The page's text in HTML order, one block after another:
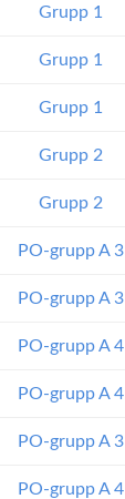
Grupp 1
Grupp 1
Grupp 1
Grupp 2
Grupp 2
PO-grupp A 3
PO-grupp A 3
PO-grupp A 4
PO-grupp A 4
PO-grupp A 3
PO-grupp A 4